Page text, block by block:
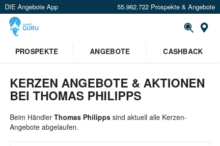
DIE Angebote App 55.962.722 Prospekte & Angebote
Standort festlegen
PROSPEKTE ANGEBOTE CASHBACK
KERZEN ANGEBOTE & AKTIONEN
BEI THOMAS PHILIPPS
Beim Händler Thomas Philipps sind aktuell alle Kerzen-
Angebote abgelaufen.